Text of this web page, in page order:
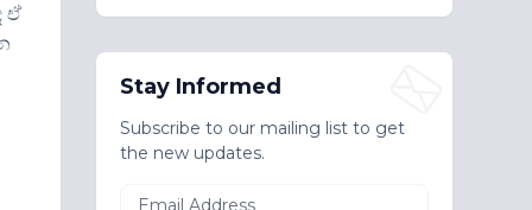
ඒ
Stay Informed
Subscribe to our mailing list to get
the new updates.